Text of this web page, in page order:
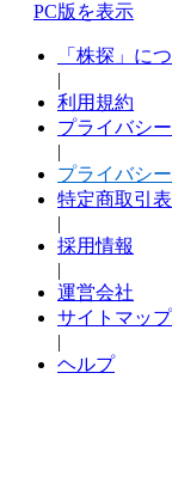
PC版を表示
「株探」に
|
利用規約
プライバシ
|
プライバシ
特定商取引
|
採用情報
|
運営会社
サイトマップ
|
ヘルプ